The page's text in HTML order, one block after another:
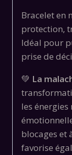
Bracelet en
protection,
Idéal pour
prise de
💚 La
les
blocages et
favorise